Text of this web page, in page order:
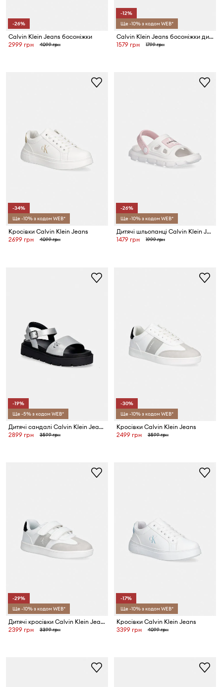
-26%
Calvin Klein Jeans босоніжки
2999 грн
4099 грн
-12%
Ще -10% з кодом WEB*
Calvin Klein Jeans босоніжки дитячі
1579 грн
1799 грн
-34%
Ще -10% з кодом WEB*
Кросівки Calvin Klein Jeans
2699 грн
4099 грн
-26%
Ще -10% з кодом WEB*
Дитячі шльопанці Calvin Klein Jeans
1479 грн
1999 грн
-19%
Ще -5% з кодом WEB*
Дитячі сандалі Calvin Klein Jeans
2899 грн
3599 грн
-30%
Ще -10% з кодом WEB*
Кросівки Calvin Klein Jeans
2499 грн
3599 грн
-29%
Ще -10% з кодом WEB*
Дитячі кросівки Calvin Klein Jeans
2399 грн
3399 грн
-17%
Ще -10% з кодом WEB*
Кросівки Calvin Klein Jeans
3399 грн
4099 грн